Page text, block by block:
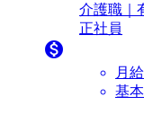
介護職｜
正社員

月
基